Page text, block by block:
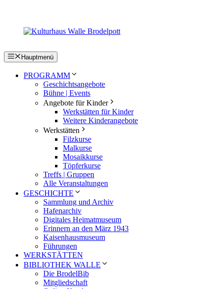
springen
Hauptmenü
PROGRAMM
Geschichtsangebote
Bühne | Events
Angebote für Kinder
Werkstätten für Kinder
Weitere Kinderangebote
Werkstätten
Filzkurse
Malkurse
Mosaikkurse
Töpferkurse
Treffs | Gruppen
Alle Veranstaltungen
GESCHICHTE
Sammlung und Archiv
Hafenarchiv
Digitales Heimatmuseum
Erinnern an den März 1943
Kaisenhausmuseum
Führungen
WERKSTÄTTEN
BIBLIOTHEK WALLE
Die BrodelBib
Mitgliedschaft